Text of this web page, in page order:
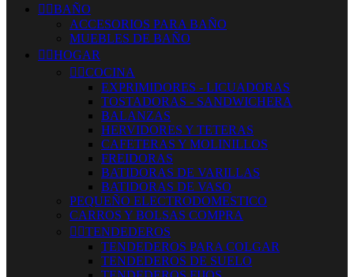
 BAÑO
ACCESORIOS PARA BAÑO
MUEBLES DE BAÑO
 HOGAR
 COCINA
EXPRIMIDORES - LICUADORAS
TOSTADORAS - SANDWICHERA
BALANZAS
HERVIDORES Y TETERAS
CAFETERAS Y MOLINILLOS
FREIDORAS
BATIDORAS DE VARILLAS
BATIDORAS DE VASO
PEQUEÑO ELECTRODOMESTICO
CARROS Y BOLSAS COMPRA
 TENDEDEROS
TENDEDEROS PARA COLGAR
TENDEDEROS DE SUELO